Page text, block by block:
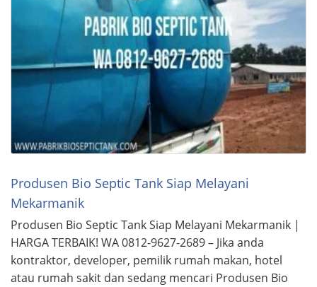
Produsen Bio Septic Tank Siap Melayani
Mekarmanik
Produsen Bio Septic Tank Siap Melayani Mekarmanik |
HARGA TERBAIK! WA 0812-9627-2689 – Jika anda
kontraktor, developer, pemilik rumah makan, hotel
atau rumah sakit dan sedang mencari Produsen Bio